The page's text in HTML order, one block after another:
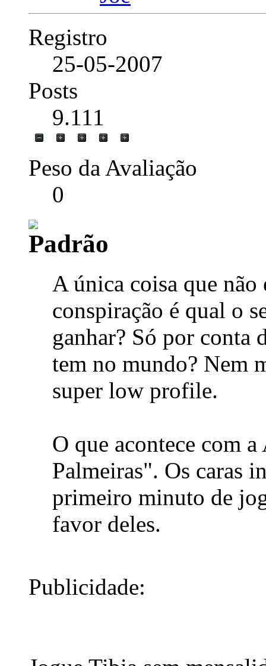
Registro
25-05-2007
Posts
9.111
Peso da Avaliação
0
A única coisa que não
conspiração é qual o
ganhar? Só por conta
tem no mundo? Nem
super low profile.
O que acontece com
Palmeiras". Os caras
primeiro minuto de
favor deles.
Publicidade: